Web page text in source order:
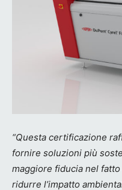
“Questa certificazione
fornire soluzioni più
maggiore fiducia nel
ridurre l’impatto